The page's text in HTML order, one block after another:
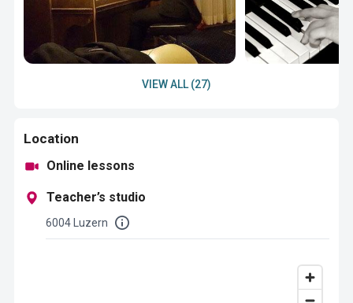
VIEW ALL (27)
Location
Online lessons
Teacher’s studio
6004 Luzern